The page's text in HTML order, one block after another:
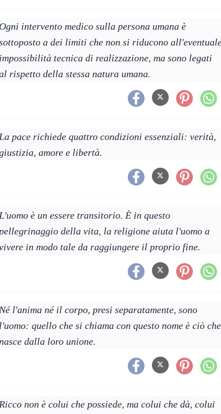
intervento medico sulla persona umana è
a dei limiti che non si riducono
tecnica di realizzazione, ma sono legati
rispetto della stessa natura umana.
pace richiede quattro condizioni essenziali: verità,
amore e libertà.
è un essere transitorio. È in questo
della vita, la religione aiuta l'uomo a
in modo tale da raggiungere il proprio fine.
l'anima né il corpo, presi separatamente, sono
quello che si chiama con questo nome è ciò che
dalla loro unione.
non è colui che possiede, ma colui che dà, colui